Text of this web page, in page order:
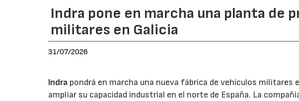
Indra pone en marcha una planta de
militares en Galicia
31/07/2026
Indra pondrá en marcha una nueva fábrica de vehículos militares
ampliar su capacidad industrial en el norte de España. La